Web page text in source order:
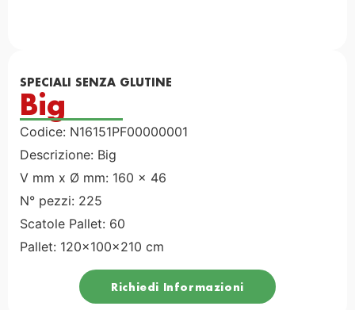
SPECIALI SENZA GLUTINE
Big
Codice: N16151PF00000001
Descrizione: Big
V mm x Ø mm: 160 x 46
N° pezzi: 225
Scatole Pallet: 60
Pallet: 120x100x210 cm
Richiedi Informazioni